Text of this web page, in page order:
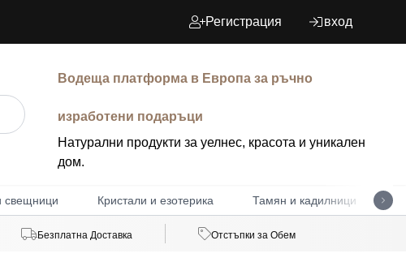
Регистрация вход
Водеща платформа в Европа за ръчно
изработени подаръци
Натурални продукти за уелнес, красота и уникален
дом.
свещници Кристали и езотерика Тамян и кадилници
Безплатна Доставка Отстъпки за Обем